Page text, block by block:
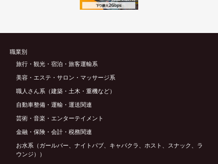
職業別
旅行・観光・宿泊・旅客運輸系
美容・エステ・サロン・マッサージ系
職人さん系（建築・土木・重機など）
自動車整備・運輸・運送関連
芸術・音楽・エンターテイメント
金融・保険・会計・税務関連
お水系（ガールバー、ナイトパブ、キャバクラ、ホスト、スナック、ラ
ウンジ））